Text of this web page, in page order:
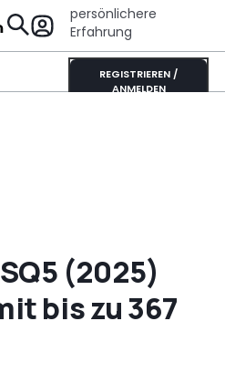
persönlichere
Erfahrung
REGISTRIEREN /
ANMELDEN
(2025)
bis zu 367